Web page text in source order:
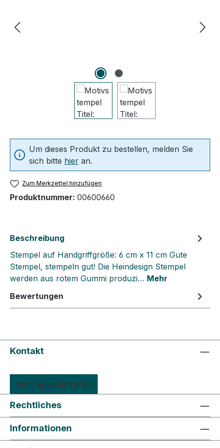
Um dieses Produkt zu bestellen, melden Sie
sich bitte hier an.
Zum Merkzettel hinzufügen
Produktnummer: 00600660
Beschreibung
Stempel auf Handgriffgröße: 6 cm x 11 cm Gute
Stempel, stempeln gut! Die Heindesign Stempel
werden aus rotem Gummi produzi… Mehr
Bewertungen
Kontakt
Vertrag widerrufen
Rechtliches
Informationen